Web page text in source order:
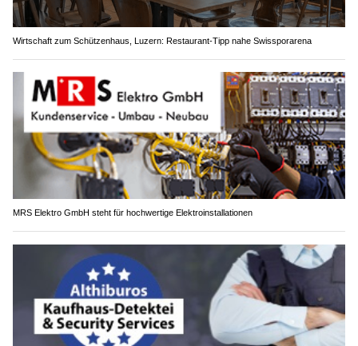
Wirtschaft zum Schützenhaus, Luzern: Restaurant-Tipp nahe Swissporarena
MRS Elektro GmbH steht für hochwertige Elektroinstallationen